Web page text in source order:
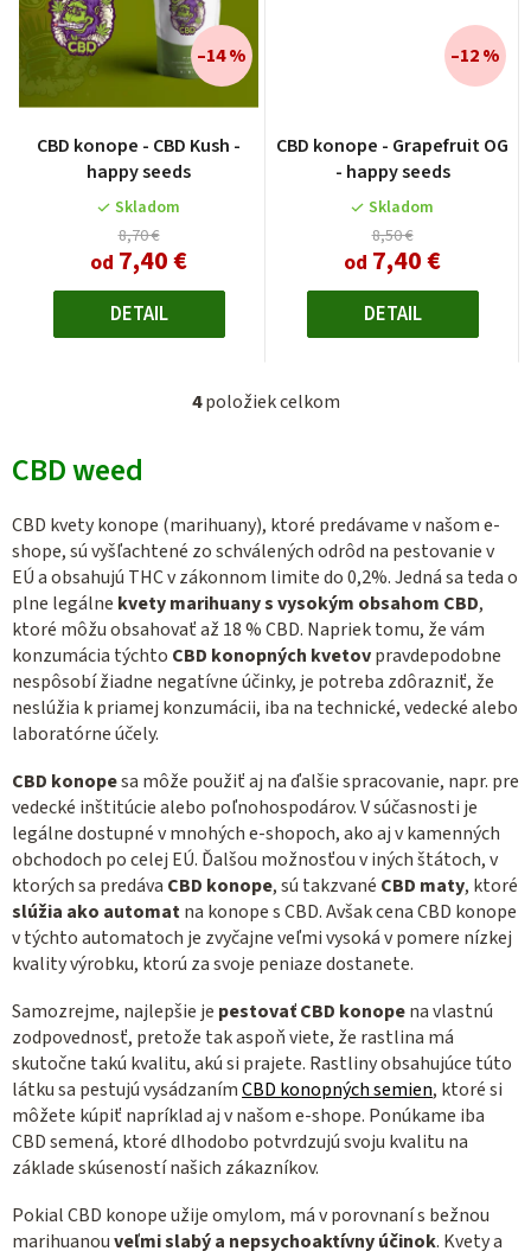
CBD konope - CBD Kush -
happy seeds
hodnotenie
produktu
je
4,3
z
5
hviezdičiek.
Skladom
8,70 €
od 7,40 €
–14 %
DETAIL
CBD konope - Grapefruit OG
- happy seeds
Skladom
8,50 €
od 7,40 €
–12 %
DETAIL
O
d
a
c
i
e
p
r
y
v
ý
p
i
s
u
4položiek celkom
CBD weed
CBD kvety konope (marihuany), ktoré predávame v našom e-
shope, sú vyšľachtené zo schválených odrôd na pestovanie v
EÚ a obsahujú THC v zákonnom limite do 0,2%. Jedná sa teda o
plne legálne kvetymarihuany s vysokým obsahom CBD,
ktoré môžu obsahovať až 18 % CBD. Napriek tomu, že vám
konzumácia týchto CBD konopných kvetovpravdepodobne
nespôsobí žiadne negatívne účinky, je potreba zdôrazniť, že
neslúžia k priamej konzumácii, iba na technické, vedecké alebo
laboratórne účely.
CBD konopesa môže použiť aj na ďalšie spracovanie, napr. pre
vedecké inštitúcie alebo poľnohospodárov. V súčasnosti je
legálne dostupné v mnohých e-shopoch, ako aj v kamenných
obchodoch po celej EÚ. Ďalšou možnosťou v iných štátoch, v
ktorých sa predáva CBD konope, sú takzvané CBD maty, ktoré
slúžia ako automatna konope s CBD. Avšak cena CBD konope
v týchto automatoch je zvyčajne veľmi vysoká v pomere nízkej
kvality výrobku, ktorú za svoje peniaze dostanete.
Samozrejme, najlepšie je pestovať CBD konopena vlastnú
zodpovednosť, pretože tak aspoň viete, že rastlina má
skutočne takú kvalitu, akú si prajete. Rastliny obsahujúce túto
látku sa pestujú vysádzanímCBD konopných semien, ktoré si
môžete kúpiť napríklad aj v našom e-shope. Ponúkame iba
CBD semená, ktoré dlhodobo potvrdzujú svoju kvalitu na
základe skúseností našich zákazníkov.
Pokial CBD konope užije omylom, má v porovnaní s bežnou
marihuanouveľmi slabý a nepsychoaktívny účinok. Kvety a